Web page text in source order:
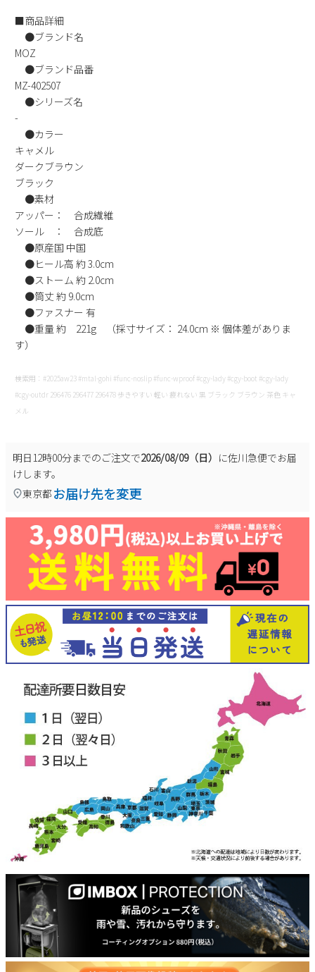
新規会員登録
会社概要
特定商取引法に基づく表示
お問い合わせ
■商品詳細
●ブランド名
MOZ
●ブランド品番
MZ-402507
●シリーズ名
-
●カラー
キャメル
ダークブラウン
ブラック
●素材
アッパー： 合成繊維
ソール ： 合成底
●原産国 中国
●ヒール高 約 3.0cm
●ストーム 約 2.0cm
●筒丈 約 9.0cm
●ファスナー 有
●重量 約 221g （採寸サイズ： 24.0cm ※ 個体差がありま
す）
検索用：#2025aw23 #mtal-gohi #func-noslip #func-wproof #cgy-lady #cgy-boot #cgy-lady
#cgy-outdr 296476 296477 296478 歩きやすい 軽い 疲れない 黒 ブラック ブラウン 茶色 キャ
メル
明日12時00分までのご注文で2026/08/09（日） に佐川急便でお届
けします。
東京都 お届け先を変更